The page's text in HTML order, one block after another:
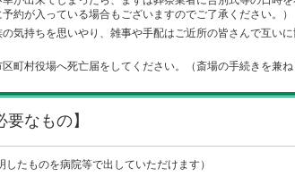
約が入っている場合もございますのでご了承ください。）
気持ちを思いやり、雑事や手配はご近所の皆さんで互い
町村役場へ死亡届をしてください。（斎場の手続きを兼
要なもの】
たものを病院等で出していただけます）